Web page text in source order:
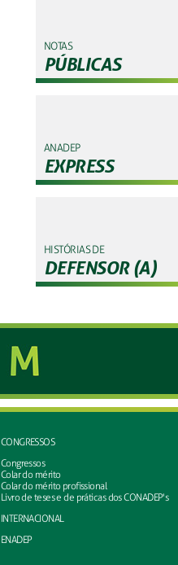
NOTAS
PÚBLICAS
ANADEP
EXPRESS
HISTÓRIAS DE
DEFENSOR (A)
CONGRESSOS
Congressos
Colar do mérito
Colar do mérito profissional
Livro de teses e de práticas dos CONADEP's
INTERNACIONAL
ENADEP